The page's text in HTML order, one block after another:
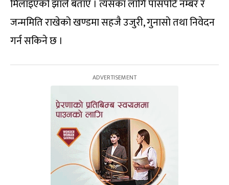
मिलाइएको झाले बताए । त्यसका लागि पासपोर्ट नम्बर र
जन्ममिति राखेको खण्डमा सहजै उजुरी, गुनासो तथा निवेदन
गर्न सकिने छ ।